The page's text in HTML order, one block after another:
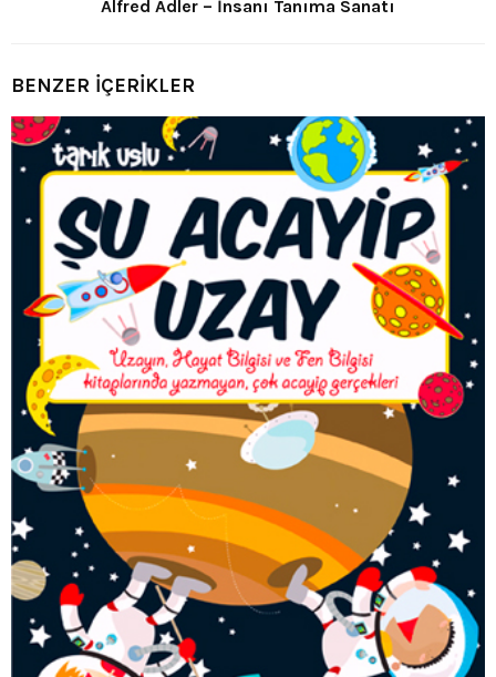
Alfred Adler – İnsanı Tanıma Sanatı
BENZER İÇERİKLER